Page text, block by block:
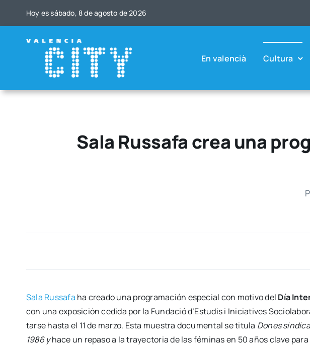
Hoy es sába­do, 8 de agos­to de 2026
En valen­cià Cul­tu­ra
Sala Russafa crea una
Sala Rus­sa­fa ha crea­do una pro­gra­ma­ción espe­cial con moti­vo del Día
con una expo­si­ción cedi­da por la Fun­da­ció d’Estudis i Ini­cia­ti­ves
tar­se has­ta el 11 de mar­zo. Esta mues­tra docu­men­tal se titu­la Dones
1986 yhace un repa­so a la tra­yec­to­ria de las fémi­nas en 50 años cla­ve